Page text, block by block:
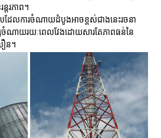
តរភាព។
ដែលការចំណាយដំបូងអាចខ្ពស់ជាងនេះរចនា
សំចំណាយរយៈពេលវែងដោយសារតែភាពធន់នៃ
ឿន។